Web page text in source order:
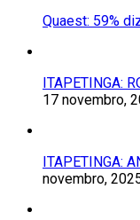
Quaest: 59%
ITAPETINGA:
17 novembro,
ITAPETINGA:
novembro,